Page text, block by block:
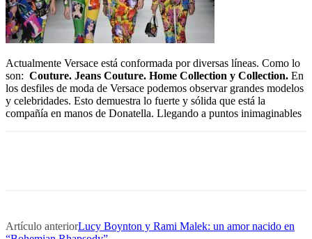
Actualmente Versace está conformada por diversas líneas. Como lo
son: Couture. Jeans Couture. Home Collection y Collection. En
los desfiles de moda de Versace podemos observar grandes modelos
y celebridades. Esto demuestra lo fuerte y sólida que está la
compañía en manos de Donatella. Llegando a puntos inimaginables
Artículo anteriorLucy Boynton y Rami Malek: un amor nacido en